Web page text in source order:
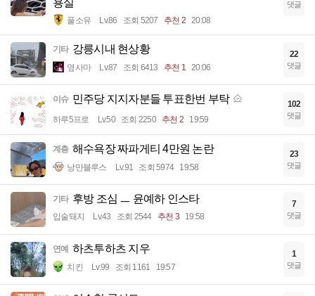
풀소유 Lv.86 조회 5207 추천 2 20:08
댓글
기타 강릉시내 현상황
옆사마 Lv.87 조회 6413 추천 1 20:06
22
댓글
이슈 민주당 지지자분들 투표한번 부탁
하루5프로 Lv.50 조회 2250 추천 2 19:59
102
댓글
계층 해수욕장 짜파게티 4만원 논란
낭만블루스 Lv.91 조회 5974 19:58
23
댓글
기타 후방 조심 ㅡ 윤예하 인스타
입술돼지 Lv.43 조회 2544 추천 3 19:58
7
댓글
연예 하츠투하츠 지우
치킨 Lv.99 조회 1161 19:57
1
댓글